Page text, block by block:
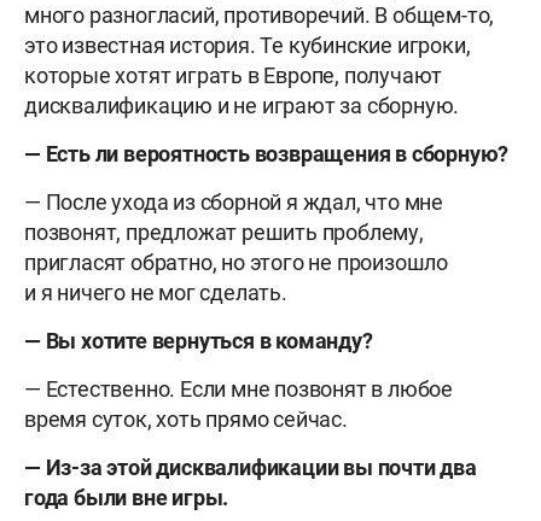
много разногласий, противоречий. В общем-то,
это известная история. Те кубинские игроки,
которые хотят играть в Европе, получают
дисквалификацию и не играют за сборную.
— Есть ли вероятность возвращения в сборную?
— После ухода из сборной я ждал, что мне
позвонят, предложат решить проблему,
пригласят обратно, но этого не произошло
и я ничего не мог сделать.
— Вы хотите вернуться в команду?
— Естественно. Если мне позвонят в любое
время суток, хоть прямо сейчас.
— Из-за этой дисквалификации вы почти два
года были вне игры.